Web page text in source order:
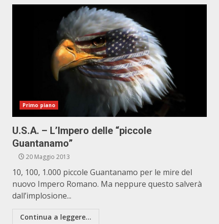
Primo piano
U.S.A. – L’Impero delle “piccole
Guantanamo”
20 Maggio 2013
10, 100, 1.000 piccole Guantanamo per le mire del
nuovo Impero Romano. Ma neppure questo salverà
dall’implosione...
Continua a leggere...